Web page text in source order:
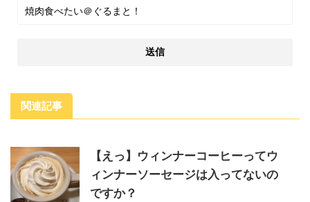
関連記事
【えっ】ウィンナーコーヒーってウ
ィンナーソーセージは入ってないの
ですか？